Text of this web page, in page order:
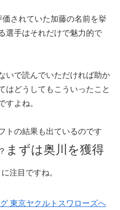
されていた加藤の名前を挙
選手はそれだけで魅力的で
いで読んでいただければ助か
はどうしてもこういったこと
すよね。
トの結果も出ているのです
まずは奥川を獲得
に注目ですね。